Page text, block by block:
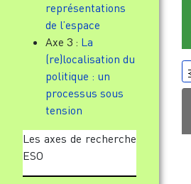
représentations
de l’espace
Axe 3 : La
(re)localisation du
politique : un
processus sous
tension
Les axes de recherche
ESO